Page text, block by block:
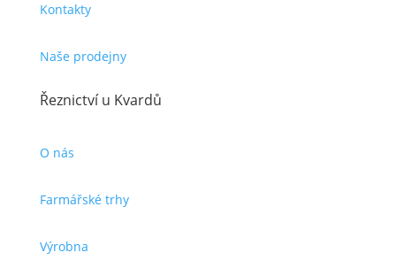
Kontakty
Naše prodejny
Řeznictví u Kvardů
O nás
Farmářské trhy
Výrobna